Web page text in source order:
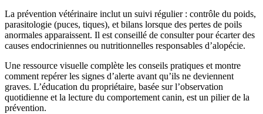
La prévention vétérinaire inclut un suivi régulier : contrôle du poids,
parasitologie (puces, tiques), et bilans lorsque des pertes de poils
anormales apparaissent. Il est conseillé de consulter pour écarter des
causes endocriniennes ou nutritionnelles responsables d’alopécie.
Une ressource visuelle complète les conseils pratiques et montre
comment repérer les signes d’alerte avant qu’ils ne deviennent
graves. L’éducation du propriétaire, basée sur l’observation
quotidienne et la lecture du comportement canin, est un pilier de la
prévention.